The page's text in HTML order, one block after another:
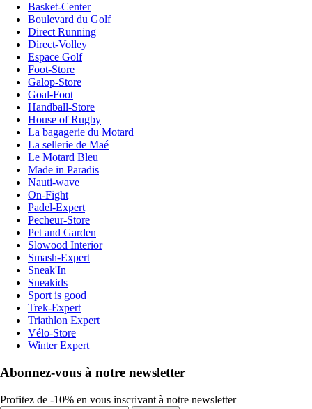
Basket-Center
Boulevard du Golf
Direct Running
Direct-Volley
Espace Golf
Foot-Store
Galop-Store
Goal-Foot
Handball-Store
House of Rugby
La bagagerie du Motard
La sellerie de Maé
Le Motard Bleu
Made in Paradis
Nauti-wave
On-Fight
Padel-Expert
Pecheur-Store
Pet and Garden
Slowood Interior
Smash-Expert
Sneak'In
Sneakids
Sport is good
Trek-Expert
Triathlon Expert
Vélo-Store
Winter Expert
Abonnez-vous à notre newsletter
Profitez de -10% en vous inscrivant à notre newsletter